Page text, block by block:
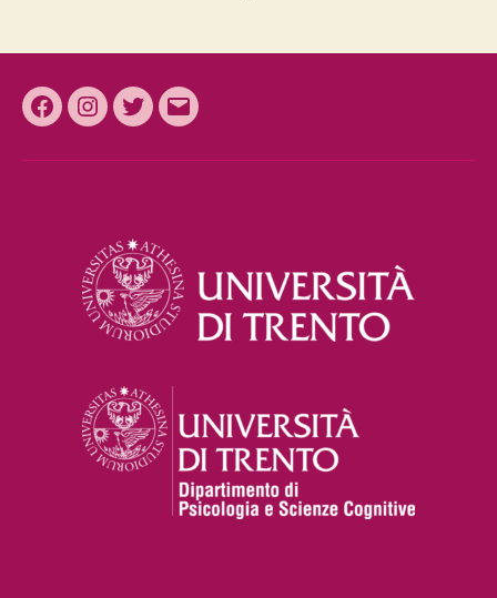
FacebookInstagram
TwitterEmail